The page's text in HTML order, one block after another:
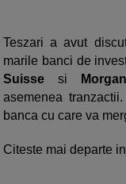
Teszari a avut
marile banci de
Suisse si
asemenea
banca cu care va
Citeste mai departe in